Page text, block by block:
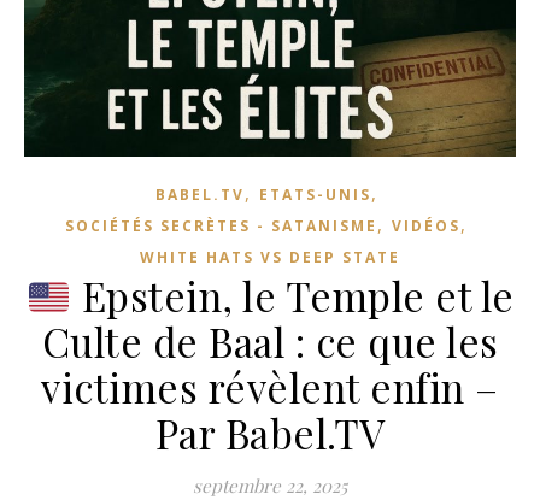
BABEL.TV, ETATS-UNIS,
SOCIÉTÉS SECRÈTES - SATANISME , VIDÉOS,
WHITE HATS VS DEEP STATE
Epstein, le Temple et le
Culte de Baal : ce que les
victimes révèlent enfin –
Par Babel.TV
septembre 22, 2025